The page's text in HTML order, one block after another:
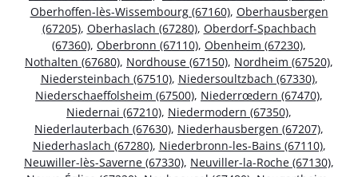
Oberhoffen-lès-Wissembourg (67160), Oberhausbergen
(67205), Oberhaslach (67280), Oberdorf-Spachbach
(67360), Oberbronn (67110), Obenheim (67230),
Nothalten (67680), Nordhouse (67150), Nordheim (67520),
Niedersteinbach (67510), Niedersoultzbach (67330),
Niederschaeffolsheim (67500), Niederrœdern (67470),
Niedernai (67210), Niedermodern (67350),
Niederlauterbach (67630), Niederhausbergen (67207),
Niederhaslach (67280), Niederbronn-les-Bains (67110),
Neuwiller-lès-Saverne (67330), Neuviller-la-Roche (67130),